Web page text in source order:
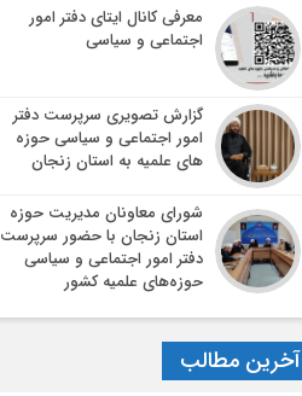
معرفی کانال ایتای دفتر امور
اجتماعی و سیاسی
گزارش تصویری سرپرست دفتر
امور اجتماعی و سیاسی حوزه
های علمیه به استان زنجان
شورای معاونان مدیریت حوزه
استان زنجان با حضور سرپرست
دفتر امور اجتماعی و سیاسی
حوزه‌های علمیه کشور
آخرین مطالب